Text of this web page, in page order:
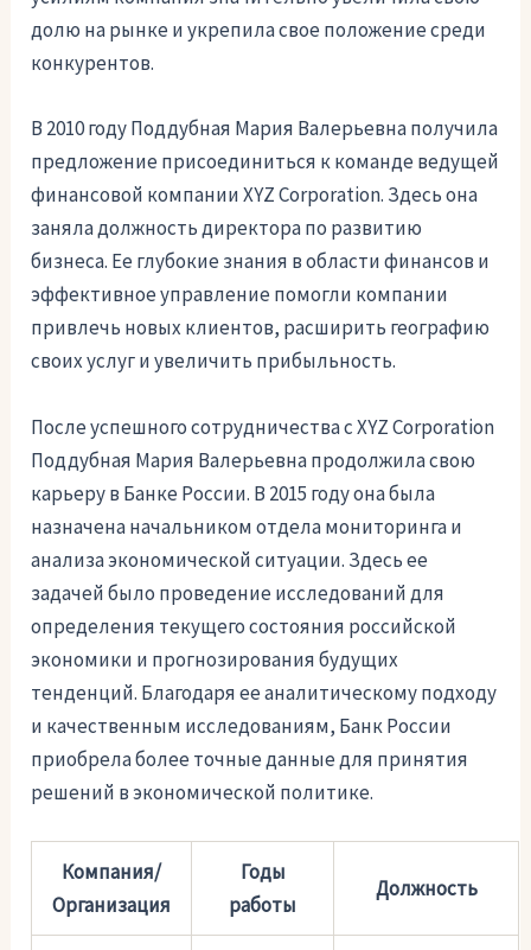
долю на рынке и укрепила свое положение среди
конкурентов.
В 2010 году Поддубная Мария Валерьевна получила
предложение присоединиться к команде ведущей
финансовой компании XYZ Corporation. Здесь она
заняла должность директора по развитию
бизнеса. Ее глубокие знания в области финансов и
эффективное управление помогли компании
привлечь новых клиентов, расширить географию
своих услуг и увеличить прибыльность.
После успешного сотрудничества с XYZ Corporation
Поддубная Мария Валерьевна продолжила свою
карьеру в Банке России. В 2015 году она была
назначена начальником отдела мониторинга и
анализа экономической ситуации. Здесь ее
задачей было проведение исследований для
определения текущего состояния российской
экономики и прогнозирования будущих
тенденций. Благодаря ее аналитическому подходу
и качественным исследованиям, Банк России
приобрела более точные данные для принятия
решений в экономической политике.
Компания/
Организация
Годы
работы
Должность